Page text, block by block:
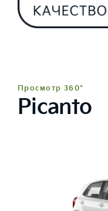
Просмотр 360°
Picanto